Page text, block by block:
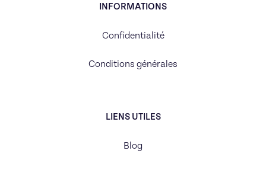
INFORMATIONS
Confidentialité
Conditions générales
LIENS UTILES
Blog